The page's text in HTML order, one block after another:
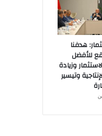
هدفنا
للأفضل
وزيادة
وتيسير